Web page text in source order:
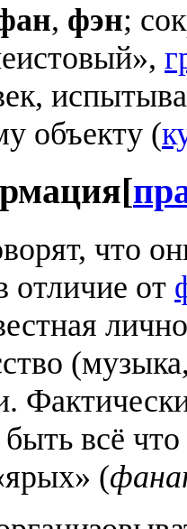
, фэн;
объекту (
[
что
отличие от
всё
(